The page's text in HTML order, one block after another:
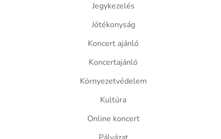
Jegykezelés
Jótékonyság
Koncert ajánló
Koncertajánló
Környezetvédelem
Kultúra
Online koncert